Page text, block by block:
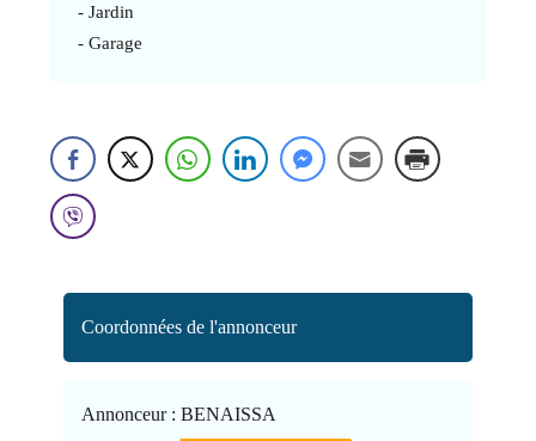
- Jardin
- Garage
Coordonnées de l'annonceur
Annonceur : BENAISSA